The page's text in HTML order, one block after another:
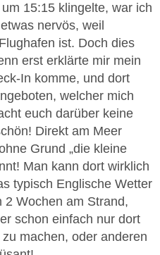
15:15 klingelte, war ich
nervös, weil
ist. Doch dies
erst erklärte mir mein
In komme, und dort
welcher mich
euch darüber keine
Direkt am Meer
Grund „die kleine
Man kann dort wirklich
typisch Englische Wetter
2 Wochen am Strand,
schon einfach nur dort
machen, oder anderen